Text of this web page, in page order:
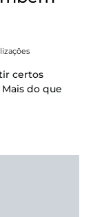
certos
do que